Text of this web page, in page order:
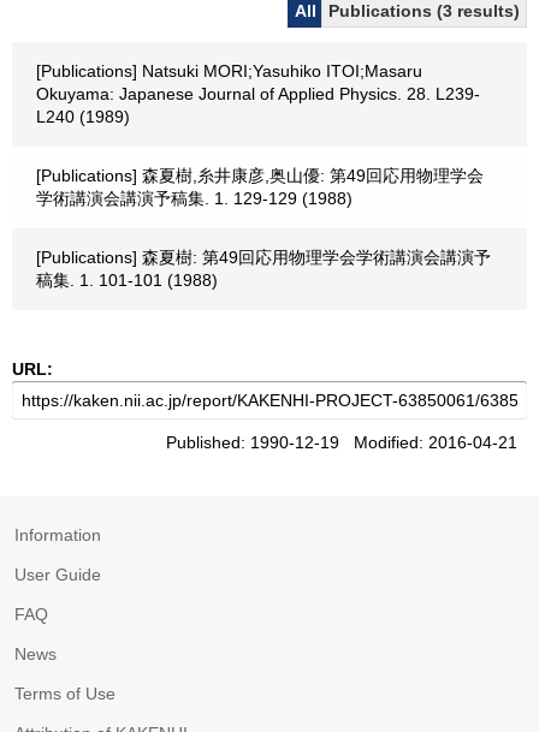
All
Publications (3 results)
[Publications] Natsuki MORI;Yasuhiko ITOI;Masaru
Okuyama: Japanese Journal of Applied Physics. 28. L239-
L240 (1989)
[Publications] 森夏樹,糸井康彦,奥山優: 第49回応用物理学会
学術講演会講演予稿集. 1. 129-129 (1988)
[Publications] 森夏樹: 第49回応用物理学会学術講演会講演予
稿集. 1. 101-101 (1988)
URL:
Published: 1990-12-19 Modified: 2016-04-21
Information
User Guide
FAQ
News
Terms of Use